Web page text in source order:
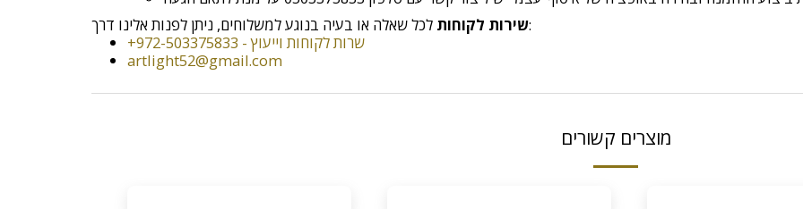
שירות לקוחותלכל שאלה או בעיה בנוגע למשלוחים, ניתן לפנות אלינו דרך:
+972-503375833 - שרות לקוחות וייעוץ
artlight52@gmail.com
מוצרים קשורים